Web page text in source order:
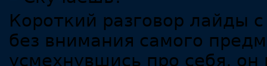
Короткий разговор лайды
без внимания самого
усмехнувшись про себя, он